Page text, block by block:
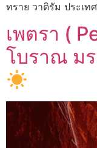
ทราย วาดิรัม ประเท
เพตรา (
โบราณ ม